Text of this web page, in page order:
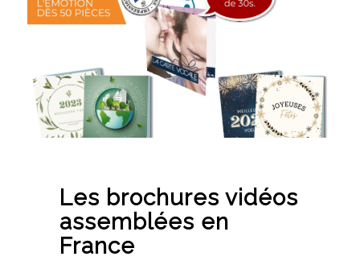
Les brochures vidéos
assemblées en
France